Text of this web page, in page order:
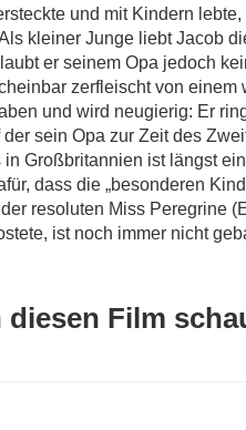
und mit Kindern
kleiner Junge liebt Jacob
er seinem Opa jedoch
zerfleischt von
und wird neugierig: Er
sein Opa zur Zeit des
Großbritannien ist längst
dass die „besonderen
resoluten Miss Peregrine
ist noch immer nicht
Film